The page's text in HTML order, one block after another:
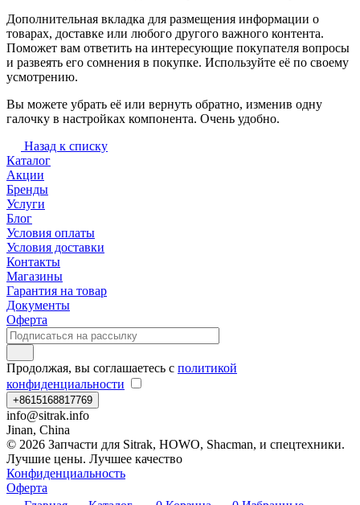
Дополнительная вкладка для размещения информации о
товарах, доставке или любого другого важного контента.
Поможет вам ответить на интересующие покупателя вопросы
и развеять его сомнения в покупке. Используйте её по своему
усмотрению.
Вы можете убрать её или вернуть обратно, изменив одну
галочку в настройках компонента. Очень удобно.
Назад к списку
Каталог
Акции
Бренды
Услуги
Блог
Условия оплаты
Условия доставки
Контакты
Магазины
Гарантия на товар
Документы
Оферта
Продолжая, вы соглашаетесь с политикой
конфиденциальности
+8615168817769
info@sitrak.info
Jinan, China
© 2026 Запчасти для Sitrak, HOWO, Shacman, и спецтехники.
Лучшие цены. Лучшее качество
Конфиденциальность
Оферта